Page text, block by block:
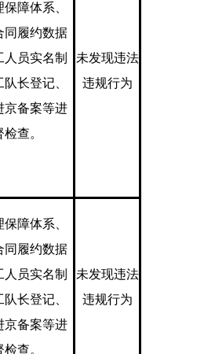
障体系、
同履约数据
员实名制
长登记、
京备案等进
查。
未发现违法
违规行为
障体系、
同履约数据
员实名制
长登记、
京备案等进
查。
未发现违法
违规行为